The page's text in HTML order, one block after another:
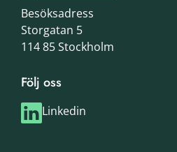
Besöksadress
Storgatan 5
114 85 Stockholm
Följ oss
Linkedin